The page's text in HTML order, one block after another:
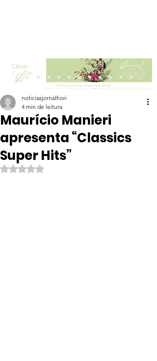
Clicar
Maurício Manieri
apresenta “Classics
Super Hits”
noticiasjornalhori
4 min de leitura
Avaliado com NaN de 5 estrelas.